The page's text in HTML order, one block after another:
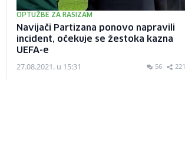
OPTUŽBE ZA RASIZAM
Navijači Partizana ponovo napravili
incident, očekuje se žestoka kazna
UEFA-e
27.08.2021. u 15:31 56 221